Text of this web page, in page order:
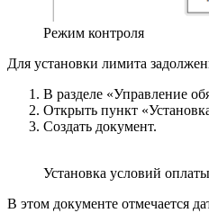
Режим контроля
Для установки лимита
В разделе «Управление
Открыть пункт
Создать документ.
Установка условий
В этом документе отмечается